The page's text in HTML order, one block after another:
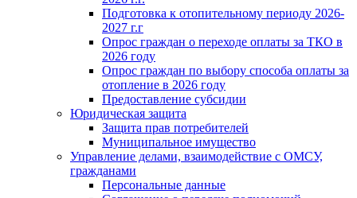
Подготовка к отопительному периоду 2026-
2027 г.г
Опрос граждан о переходе оплаты за ТКО в
2026 году
Опрос граждан по выбору способа оплаты за
отопление в 2026 году
Предоставление субсидии
Юридическая защита
Защита прав потребителей
Муниципальное имущество
Управление делами, взаимодействие с ОМСУ,
гражданами
Персональные данные